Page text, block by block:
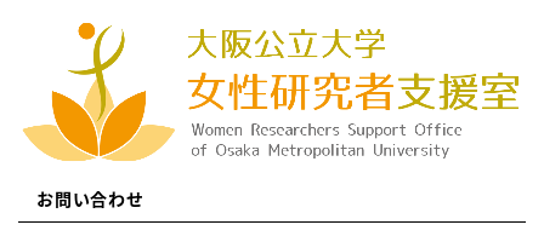
お問い合わせ